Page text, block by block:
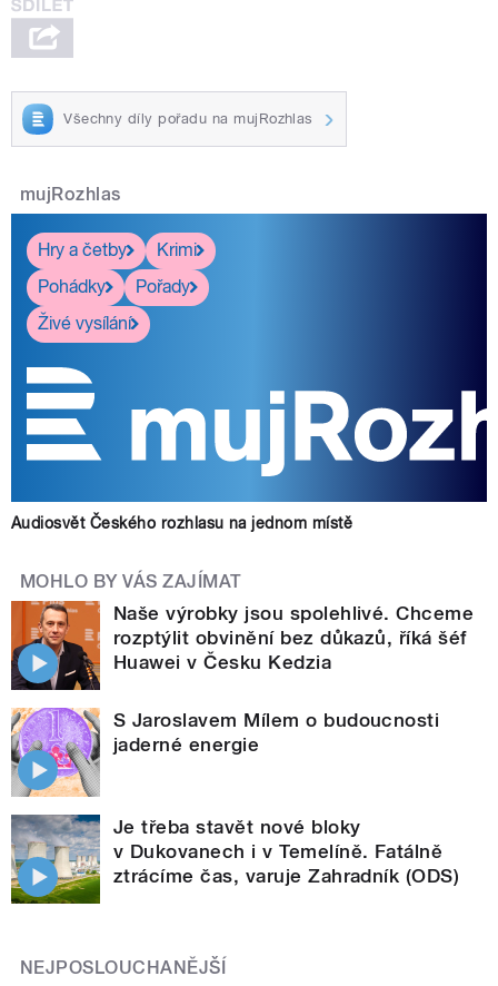
Všechny díly pořadu na mujRozhlas
mujRozhlas
Hry a četby
Krimi
Pohádky
Pořady
Živé vysílání
Audiosvět Českého rozhlasu na jednom místě
MOHLO BY VÁS ZAJÍMAT
Naše výrobky jsou spolehlivé. Chceme
rozptýlit obvinění bez důkazů, říká šéf
Huawei v Česku Kedzia
S Jaroslavem Mílem o budoucnosti
jaderné energie
Je třeba stavět nové bloky
v Dukovanech i v Temelíně. Fatálně
ztrácíme čas, varuje Zahradník (ODS)
NEJPOSLOUCHANĚJŠÍ